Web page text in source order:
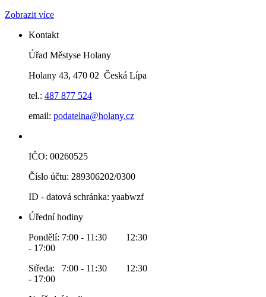
Zobrazit více
Kontakt
Úřad Městyse Holany
Holany 43, 470 02 Česká Lípa
tel.: 487 877 524
email: podatelna@holany.cz
IČO: 00260525
Číslo účtu: 289306202/0300
ID - datová schránka: yaabwzf
Úřední hodiny
Pondělí: 7:00 - 11:30 12:30
- 17:00
Středa: 7:00 - 11:30 12:30
- 17:00